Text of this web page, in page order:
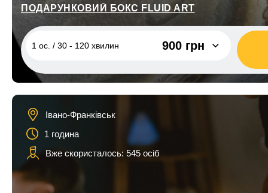
ПОДАРУНКОВИЙ БОКС FLUID ART
1 ос. / 30 - 120 хвилин 900 грн
1 ос. / 30 - 120 хвилин 900 грн
Івано-Франківськ
1 година
Вже скористалось: 545 осіб